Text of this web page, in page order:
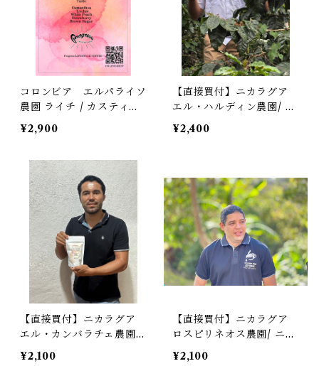
コロンビア エルパライソ
農園 ライチ / カスティー
ジョ / ダブル アナエロビ
ック ウォッシュド / 浅煎
o Lychee / Castillo / D
ouble Anaerobic Wash
ed
¥2,900
【直接買付】ニカラグア
エル・ハルディン農園/ パ
カマラ/カーボニックマセ
レーション/中浅煎り /Ni
tion Natural
¥2,400
【直接買付】ニカラグア
エル・カンバラチェ農園/
マラカツーラ/ウォッシュ
ド/中煎り / Nicaragu
¥2,100
【直接買付】ニカラグア
ロスピリネオス農園/ ニカ
トピア/ウォッシュド/中煎
り /Nicaragua Los Piri
¥2,100